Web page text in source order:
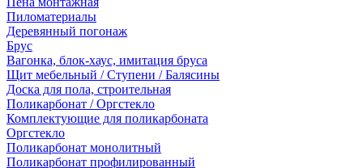
Пиломатериалы
Деревянный погонаж
Брус
Вагонка, блок-хаус, имитация бруса
Щит мебельный / Ступени / Балясины
Доска для пола, строительная
Поликарбонат / Оргстекло
Комплектующие для поликарбоната
Оргстекло
Поликарбонат монолитный
Поликарбонат профилированный